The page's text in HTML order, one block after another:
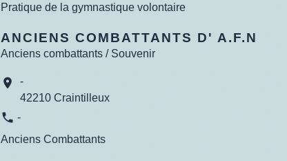
Pratique de la gymnastique volontaire
ANCIENS COMBATTANTS D' A.F.N
Anciens combattants / Souvenir
location_on
-
42210 Craintilleux
phone -
Anciens Combattants